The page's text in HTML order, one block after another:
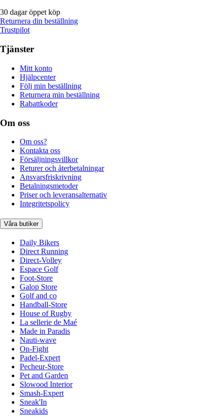
30 dagar öppet köp
Returnera din beställning
Trustpilot
Tjänster
Mitt konto
Hjälpcenter
Följ min beställning
Returnera min beställning
Rabattkoder
Om oss
Om oss?
Kontakta oss
Försäljningsvillkor
Returer och återbetalningar
Ansvarsfriskrivning
Betalningsmetoder
Priser och leveransalternativ
Integritetspolicy
Våra butiker
Daily Bikers
Direct Running
Direct-Volley
Espace Golf
Foot-Store
Galop Store
Golf and co
Handball-Store
House of Rugby
La sellerie de Maé
Made in Paradis
Nauti-wave
On-Fight
Padel-Expert
Pecheur-Store
Pet and Garden
Slowood Interior
Smash-Expert
Sneak'In
Sneakids